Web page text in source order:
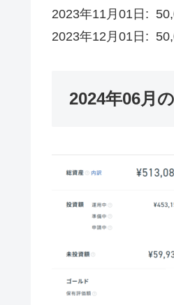
2023年11月01日:
2023年12月01日:
2024年06月